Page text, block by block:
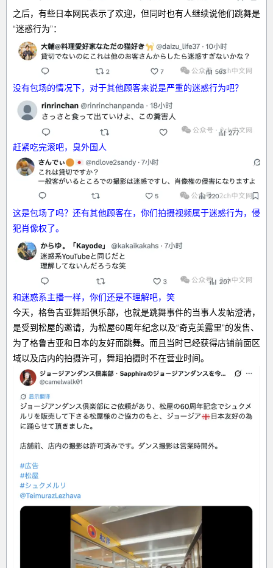
之后，有些日本网民表示了欢迎，但同时也有人继续说他们跳舞是
“迷惑行为”：
没有包场的情况下，对于其他顾客来说是严重的迷惑行为吧？
赶紧吃完滚吧，臭外国人
这是包场了吗？还有其他顾客在，你们拍摄视频属于迷惑行为，侵
犯肖像权了。
和迷惑系主播一样，你们还是不理解吧，笑
今天，格鲁吉亚舞蹈俱乐部，也就是跳舞事件的当事人发帖澄清，
是受到松屋的邀请，为松屋60周年纪念以及“奇克美露里”的发售、
为了格鲁吉亚和日本的友好而跳舞。而且当时已经获得店铺前面区
域以及店内的拍摄许可，舞蹈拍摄时不在营业时间。